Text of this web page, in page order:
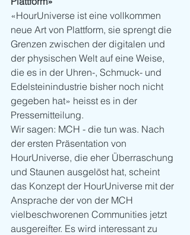
«HourUniverse ist eine vollkommen
neue Art von Plattform, sie sprengt die
Grenzen zwischen der digitalen und
der physischen Welt auf eine Weise,
die es in der Uhren-, Schmuck- und
Edelsteinindustrie bisher noch nicht
gegeben hat» heisst es in der
Pressemitteilung.
Wir sagen: MCH - die tun was. Nach
der ersten Präsentation von
HourUniverse, die eher Überraschung
und Staunen ausgelöst hat, scheint
das Konzept der HourUniverse mit der
Ansprache der von der MCH
vielbeschworenen Communities jetzt
ausgereifter. Es wird interessant zu